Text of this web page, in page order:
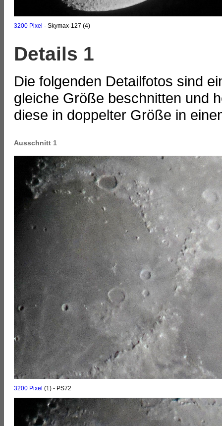
3200 Pixel - Skymax-127 (4)
Details 1
Die folgenden Detailfotos sind
gleiche Größe beschnitten und
diese in doppelter Größe in
Ausschnitt 1
3200 Pixel (1) - PS72